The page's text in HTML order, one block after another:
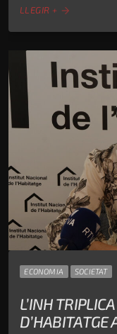
LLEGIR + arrow_forward
ECONOMIA SOCIETAT
L’INH
D’HABITATGE